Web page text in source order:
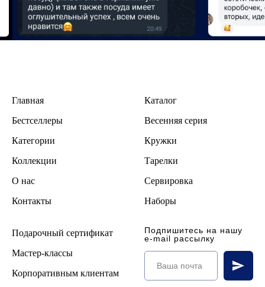
Главная
Бестселлеры
Категории
Коллекции
О нас
Контакты
Каталог
Весенняя серия
Кружки
Тарелки
Сервировка
Наборы
Подарочный сертификат
Мастер-классы
Корпоративным клиентам
Подпишитесь на нашу
e-mail рассылку